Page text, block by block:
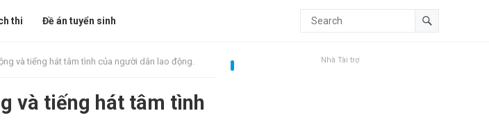
thi Đề án tuyển sinh
và tiếng hát tâm tình của người dân lao động.
và tiếng hát tâm tình
Nhà Tài trợ